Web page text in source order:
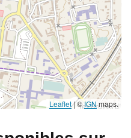
Leaflet|©IGNmaps.